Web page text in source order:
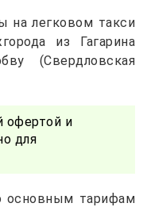
на легковом такси
из Гагарина
(Свердловская
офертой и
для
основным тарифам